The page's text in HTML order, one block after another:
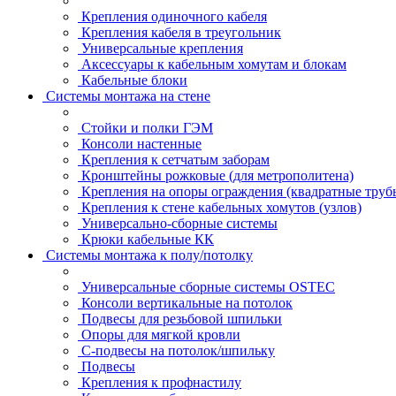
Крепления одиночного кабеля
Крепления кабеля в треугольник
Универсальные крепления
Аксессуары к кабельным хомутам и блокам
Кабельные блоки
Системы монтажа на стене
Стойки и полки ГЭМ
Консоли настенные
Крепления к сетчатым заборам
Кронштейны рожковые (для метрополитена)
Крепления на опоры ограждения (квадратные
Крепления к стене кабельных хомутов (узлов)
Универсально-сборные системы
Крюки кабельные КК
Системы монтажа к полу/потолку
Универсальные сборные системы OSTEC
Консоли вертикальные на потолок
Подвесы для резьбовой шпильки
Опоры для мягкой кровли
С-подвесы на потолок/шпильку
Подвесы
Крепления к профнастилу